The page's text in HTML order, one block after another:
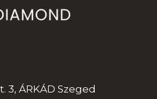
3, ÁRKÁD Szeged